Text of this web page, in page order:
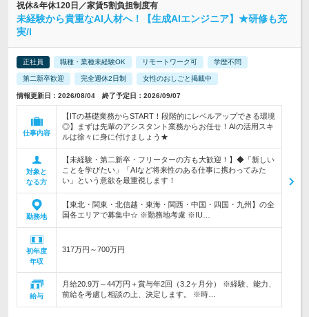
祝休&年休120日／家賃5割負担制度有
未経験から貴重なAI人材へ！【生成AIエンジニア】★研修も充
実/l
正社員 職種・業種未経験OK リモートワーク可 学歴不問
第二新卒歓迎 完全週休2日制 女性のおしごと掲載中
情報更新日：2026/08/04 終了予定日：2026/09/07
仕事内容
【ITの基礎業務からSTART！段階的にレベルアップできる環境
◎】まずは先輩のアシスタント業務からお任せ！AIの活用スキ
ルは徐々に身に付けましょう★
対象と
なる方
【未経験・第二新卒・フリーターの方も大歓迎！】◆「新しい
ことを学びたい」「AIなど将来性のある仕事に携わってみた
い」という意欲を最重視します！
勤務地
【東北・関東・北信越・東海・関西・中国・四国・九州】の全
国各エリアで募集中☆ ※勤務地考慮 ※IU…
初年度
年収
317万円～700万円
給与
月給20.9万～44万円＋賞与年2回（3.2ヶ月分） ※経験、能力、
前給を考慮し相談の上、決定します。 ※時…